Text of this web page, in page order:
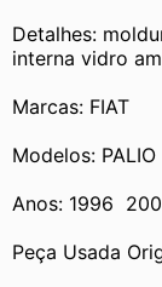
Detalhes:
interna vidro
Marcas: FIAT
Modelos: PALIO
Anos: 1996
Peça Usada